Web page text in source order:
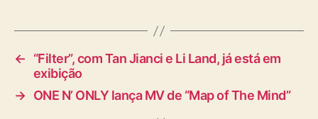
←
“Filter”, com Tan Jianci e Li Land, já está em
exibição
→ ONE N’ ONLY lança MV de “Map of The Mind”